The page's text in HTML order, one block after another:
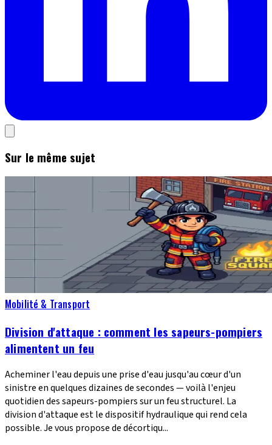
Sur le même sujet
Mobilité & Transport
Division d'attaque : comment les sapeurs-pompiers
alimentent un feu
Acheminer l'eau depuis une prise d'eau jusqu'au cœur d'un
sinistre en quelques dizaines de secondes — voilà l'enjeu
quotidien des sapeurs-pompiers sur un feu structurel. La
division d'attaque est le dispositif hydraulique qui rend cela
possible. Je vous propose de décortiqu...